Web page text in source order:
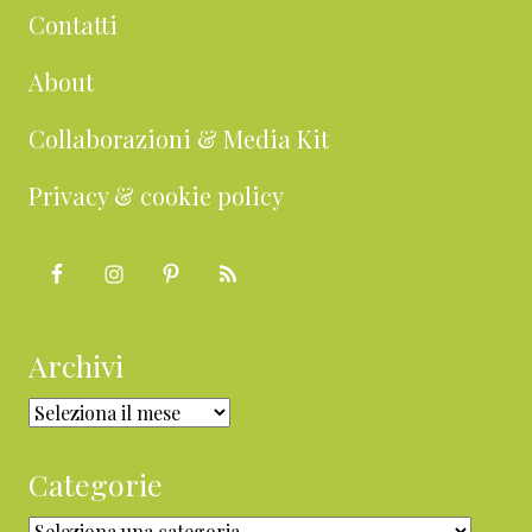
Contatti
About
Collaborazioni & Media Kit
Privacy & cookie policy
Archivi
Archivi
Categorie